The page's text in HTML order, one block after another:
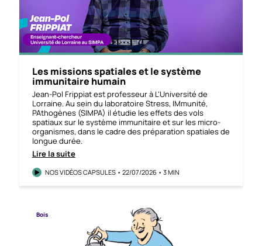
Les missions spatiales et le système
immunitaire humain
Jean-Pol Frippiat est professeur à L'Université de
Lorraine. Au sein du laboratoire Stress, IMmunité,
PAthogènes (SIMPA) il étudie les effets des vols
spatiaux sur le système immunitaire et sur les micro-
organismes, dans le cadre des préparation spatiales de
longue durée.
Lire la suite
NOS VIDÉOS CAPSULES • 22/07/2026 • 3 MIN
Bois